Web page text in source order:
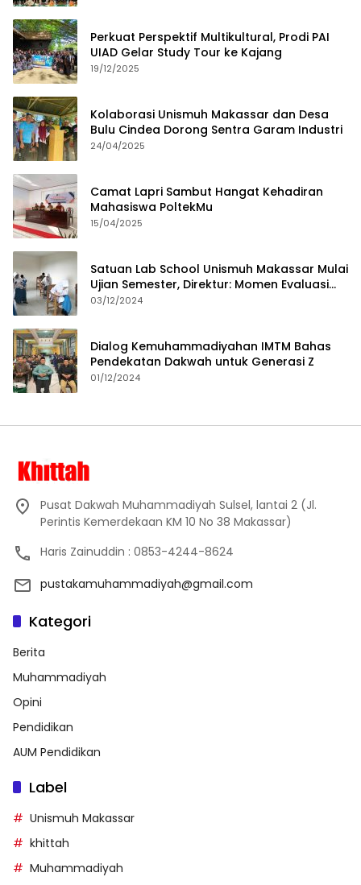
Perkuat Perspektif Multikultural, Prodi PAI
UIAD Gelar Study Tour ke Kajang
19/12/2025
Kolaborasi Unismuh Makassar dan Desa
Bulu Cindea Dorong Sentra Garam Industri
24/04/2025
Camat Lapri Sambut Hangat Kehadiran
Mahasiswa PoltekMu
15/04/2025
Satuan Lab School Unismuh Makassar Mulai
Ujian Semester, Direktur: Momen Evaluasi
Proses Pembelajaran
03/12/2024
Dialog Kemuhammadiyahan IMTM Bahas
Pendekatan Dakwah untuk Generasi Z
01/12/2024
Pusat Dakwah Muhammadiyah Sulsel, lantai 2 (Jl.
Perintis Kemerdekaan KM 10 No 38 Makassar)
Haris Zainuddin : 0853-4244-8624
pustakamuhammadiyah@gmail.com
Kategori
Berita
Muhammadiyah
Opini
Pendidikan
AUM Pendidikan
Label
Unismuh Makassar
khittah
Muhammadiyah